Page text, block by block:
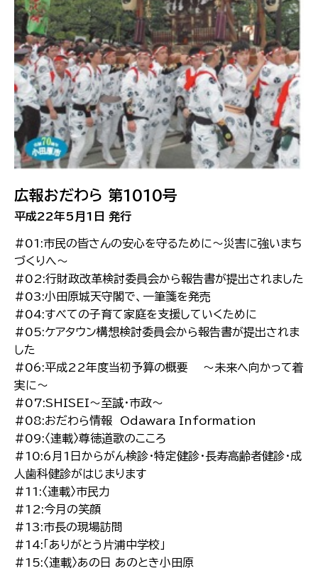
広報おだわら 第1010号
平成22年5月1日 発行
#01:市民の皆さんの安心を守るために〜災害に強いまち
づくりへ〜
#02:行財政改革検討委員会から報告書が提出されました
#03:小田原城天守閣で、一筆箋を発売
#04:すべての子育て家庭を支援していくために
#05:ケアタウン構想検討委員会から報告書が提出されま
した
#06:平成22年度当初予算の概要 〜未来へ向かって着
実に〜
#07:SHISEI〜至誠・市政〜
#08:おだわら情報 Odawara Information
#09:〈連載〉尊徳道歌のこころ
#10:6月1日からがん検診・特定健診・長寿高齢者健診・成
人歯科健診がはじまります
#11:〈連載〉市民力
#12:今月の笑顔
#13:市長の現場訪問
#14:「ありがとう片浦中学校」
#15:〈連載〉あの日 あのとき小田原